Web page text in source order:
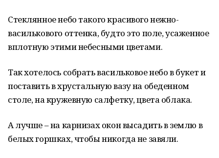
Стеклянное небо такого красивого нежно-
василькового оттенка, будто это поле, усаженное
вплотную этими небесными цветами.
Так хотелось собрать васильковое небо в букет и
поставить в хрустальную вазу на обеденном
столе, на кружевную салфетку, цвета облака.
А лучше – на карнизах окон высадить в землю в
белых горшках, чтобы никогда не завяли.